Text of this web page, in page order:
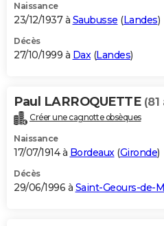
Naissance
23/12/1937 à Saubusse (Landes)
Décès
27/10/1999 à Dax(Landes)
Paul LARROQUETTE (81
Créer une cagnotte obsèques
Naissance
17/07/1914 à Bordeaux(Gironde)
Décès
29/06/1996 à Saint-Geours-de-